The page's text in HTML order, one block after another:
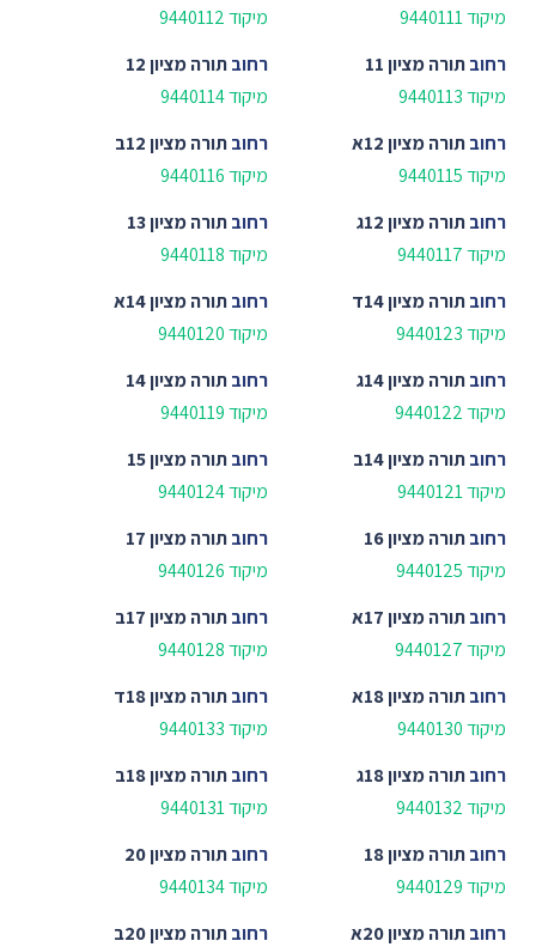
מיקוד 9440111
מיקוד 9440112
רחובתורה מציון 11
מיקוד 9440113
רחובתורה מציון 12
מיקוד 9440114
רחובתורה מציון 12א
מיקוד 9440115
רחובתורה מציון 12ב
מיקוד 9440116
רחובתורה מציון 12ג
מיקוד 9440117
רחובתורה מציון 13
מיקוד 9440118
רחובתורה מציון 14ד
מיקוד 9440123
רחובתורה מציון 14א
מיקוד 9440120
רחובתורה מציון 14ג
מיקוד 9440122
רחובתורה מציון 14
מיקוד 9440119
רחובתורה מציון 14ב
מיקוד 9440121
רחובתורה מציון 15
מיקוד 9440124
רחובתורה מציון 16
מיקוד 9440125
רחובתורה מציון 17
מיקוד 9440126
רחובתורה מציון 17א
מיקוד 9440127
רחובתורה מציון 17ב
מיקוד 9440128
רחובתורה מציון 18א
מיקוד 9440130
רחובתורה מציון 18ד
מיקוד 9440133
רחובתורה מציון 18ג
מיקוד 9440132
רחובתורה מציון 18ב
מיקוד 9440131
רחובתורה מציון 18
מיקוד 9440129
רחובתורה מציון 20
מיקוד 9440134
רחובתורה מציון 20א
רחובתורה מציון 20ב